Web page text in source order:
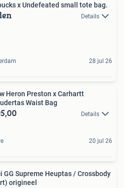
x Undefeated small tote bag.
Details
28 jul 26
Heron Preston x Carhartt
Waist Bag
Details
20 jul 26
GG Supreme Heuptas / Crossbody
origineel